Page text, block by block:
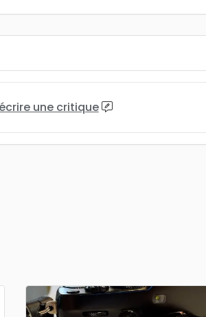
écrire une critique